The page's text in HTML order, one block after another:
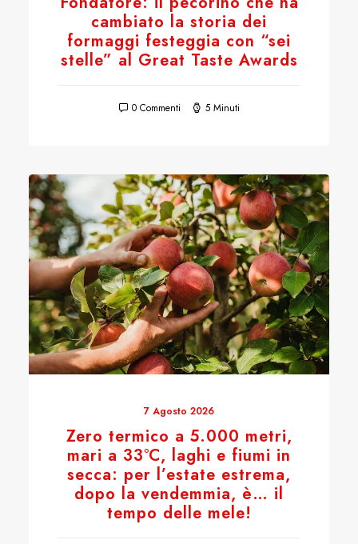
cambiato la storia dei
formaggi festeggia con “sei
stelle” al Great Taste Awards
0 Commenti 5 Minuti
7 Agosto 2026
Zero termico a 5.000 metri,
mari a 33°C, laghi e fiumi in
secca: per l’estate estrema,
dopo la vendemmia, è… il
tempo delle mele!